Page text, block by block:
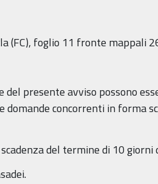
(FC), foglio 11 fronte mappali
presente avviso possono
domande concorrenti in forma
del termine di 10 giorni